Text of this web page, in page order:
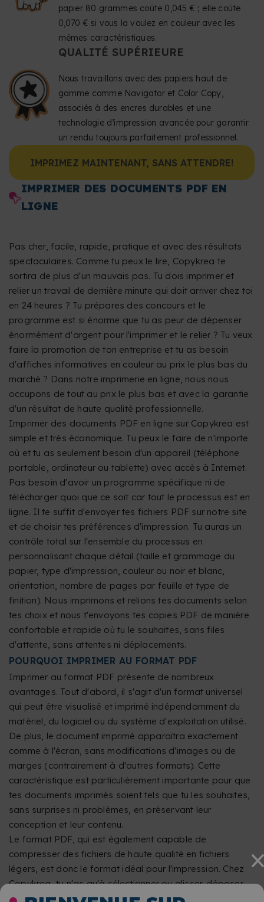
papier 80 grammes coûte 0,045 € ; elle coûte
0,070 € si vous la voulez en couleur avec les
mêmes caractéristiques.
QUALITÉ SUPÉRIEURE
Nous travaillons avec des papiers haut de
gamme comme Navigator et Color Copy,
associés à des encres durables et une
technologie d’impression avancée pour garantir
un rendu toujours parfaitement professionnel.
IMPRIMEZ MAINTENANT, SANS ATTENDRE!
IMPRIMER DES DOCUMENTS PDF EN
LIGNE
Pas cher, facile, rapide, pratique et avec des résultats
spectaculaires. Comme tu peux le lire, Copykrea te
sortira de plus d'un mauvais pas. Tu dois imprimer et
relier un travail de dernière minute qui doit arriver chez toi
en 24 heures ? Tu prépares des concours et le
programme est si énorme que tu as peur de dépenser
énormément d'argent pour l'imprimer et le relier ? Tu veux
faire la promotion de ton entreprise et tu as besoin
d'affiches informatives en couleur au prix le plus bas du
marché ? Dans notre imprimerie en ligne, nous nous
occupons de tout au prix le plus bas et avec la garantie
d'un résultat de haute qualité professionnelle.
Imprimer des documents PDF en ligne sur Copykrea est
simple et très économique. Tu peux le faire de n'importe
où et tu as seulement besoin d'un appareil (téléphone
portable, ordinateur ou tablette) avec accès à Internet.
Pas besoin d'avoir un programme spécifique ni de
télécharger quoi que ce soit car tout le processus est en
ligne. Il te suffit d'envoyer tes fichiers PDF sur notre site
et de choisir tes préférences d'impression. Tu auras un
contrôle total sur l'ensemble du processus en
personnalisant chaque détail (taille et grammage du
papier, type d'impression, couleur ou noir et blanc,
orientation, nombre de pages par feuille et type de
finition). Nous imprimons et relions tes documents selon
tes choix et nous t'envoyons tes copies PDF de manière
confortable et rapide où tu le souhaites, sans files
d'attente, sans attentes ni déplacements.
POURQUOI IMPRIMER AU FORMAT PDF
Imprimer au format PDF présente de nombreux
avantages. Tout d'abord, il s'agit d'un format universel
qui peut être visualisé et imprimé indépendamment du
matériel, du logiciel ou du système d'exploitation utilisé.
De plus, le document imprimé apparaîtra exactement
comme à l'écran, sans modifications d'images ou de
marges (contrairement à d'autres formats). Cette
caractéristique est particulièrement importante pour que
tes documents imprimés soient tels que tu les souhaites,
sans surprises ni problèmes, en préservant leur
conception et leur contenu.
Le format PDF, qui est également capable de
compresser des fichiers de haute qualité en fichiers
légers, est donc le format idéal pour l'impression. Chez
Copykrea, tu n'as qu'à sélectionner ou glisser-déposer
tes fichiers PDF dans le configurateur et choisir ensuite